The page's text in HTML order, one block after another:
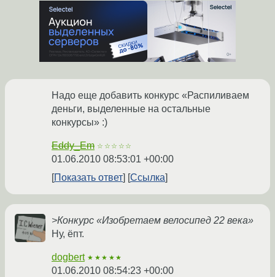
Надо еще добавить конкурс «Распиливаем
деньги, выделенные на остальные
конкурсы» :)
Eddy_Em ☆☆☆☆☆
01.06.2010 08:53:01 +00:00
Показать ответ
Ссылка
>Конкурс «Изобретаем велосипед 22 века»
Ну, ёпт.
dogbert ★★★★★
01.06.2010 08:54:23 +00:00